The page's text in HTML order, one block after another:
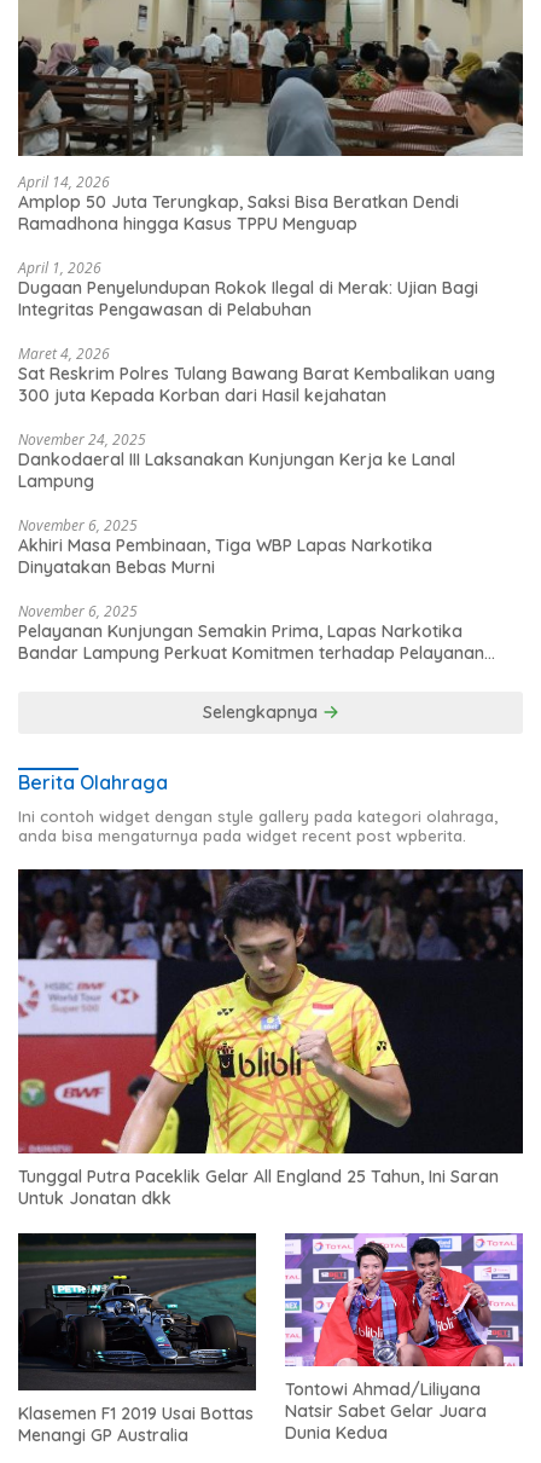
April 14, 2026
Amplop 50 Juta Terungkap, Saksi Bisa Beratkan Dendi
Ramadhona hingga Kasus TPPU Menguap
April 1, 2026
Dugaan Penyelundupan Rokok Ilegal di Merak: Ujian Bagi
Integritas Pengawasan di Pelabuhan
Maret 4, 2026
Sat Reskrim Polres Tulang Bawang Barat Kembalikan uang
300 juta Kepada Korban dari Hasil kejahatan
November 24, 2025
Dankodaeral III Laksanakan Kunjungan Kerja ke Lanal
Lampung
November 6, 2025
Akhiri Masa Pembinaan, Tiga WBP Lapas Narkotika
Dinyatakan Bebas Murni
November 6, 2025
Pelayanan Kunjungan Semakin Prima, Lapas Narkotika
Bandar Lampung Perkuat Komitmen terhadap Pelayanan
Selengkapnya
Berita Olahraga
Ini contoh widget dengan style gallery pada kategori olahraga,
anda bisa mengaturnya pada widget recent post wpberita.
Tunggal Putra Paceklik Gelar All England 25 Tahun, Ini Saran
Untuk Jonatan dkk
Klasemen F1 2019 Usai Bottas
Menangi GP Australia
Tontowi Ahmad/Liliyana
Natsir Sabet Gelar Juara
Dunia Kedua